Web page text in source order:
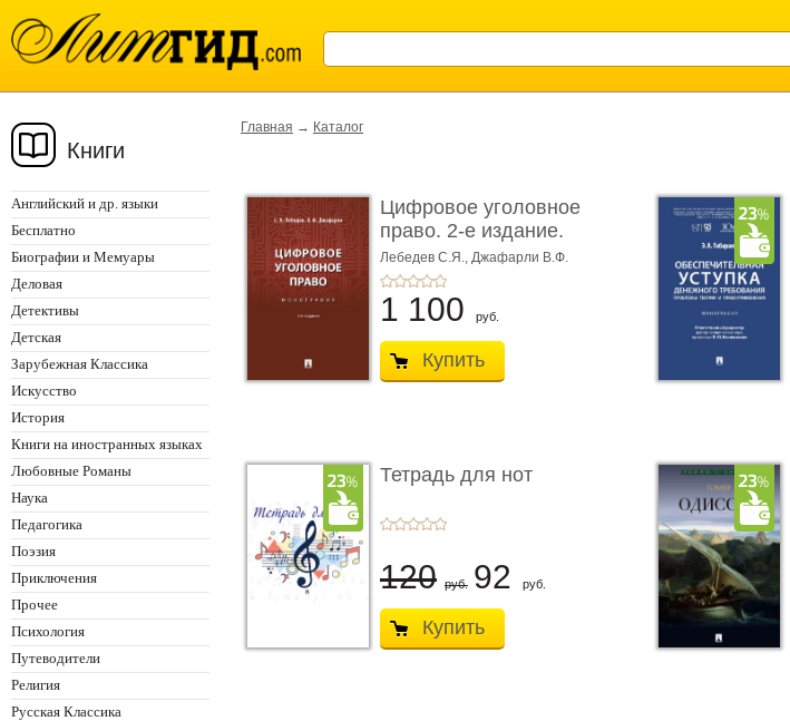
Книги
Английский и др. языки
Бесплатно
Биографии и Мемуары
Деловая
Детективы
Детская
Зарубежная Классика
Искусство
История
Книги на иностранных языках
Любовные Романы
Наука
Педагогика
Поэзия
Приключения
Прочее
Психология
Путеводители
Религия
Русская Классика
Главная → Каталог
Цифровое уголовное
право. 2-е издание.
Монограф ...
Лебедев С.Я., Джафарли В.Ф.
1 100 руб.
Купить
Тетрадь для нот
120 руб. 92 руб.
Купить